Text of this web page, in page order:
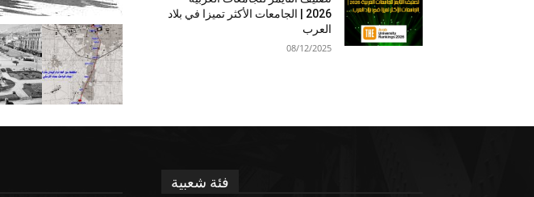
2026 | الجامعات الأكثر تميزا في بلاد
العرب
08/12/2025
فئة شعبية